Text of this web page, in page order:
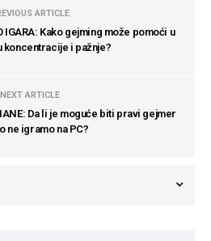
ARTICLE
IGARA: Kako gejming može pomoći u
koncentracije i pažnje?
NEXT ARTICLE
Da li je moguće biti pravi gejmer
ne igramo na PC?